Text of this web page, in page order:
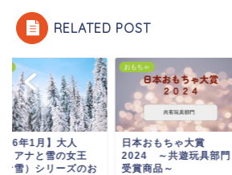
RELATED POST
おもちゃ大賞
～共遊玩具部門
品～
おもちゃ
2026年最新 知育玩具
のおすすめ人気ランキン
グ【モンテッソーリ・...